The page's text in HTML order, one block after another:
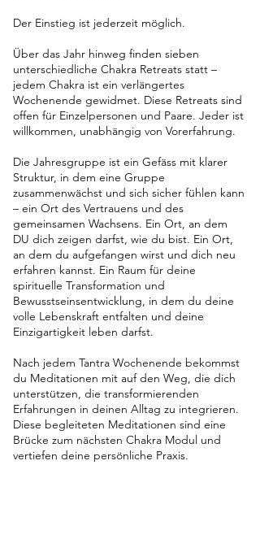
Der Einstieg ist jederzeit möglich.
Über das Jahr hinweg finden sieben
unterschiedliche Chakra Retreats statt –
jedem Chakra ist ein verlängertes
Wochenende gewidmet. Diese Retreats sind
offen für Einzelpersonen und Paare. Jeder ist
willkommen, unabhängig von Vorerfahrung.
Die Jahresgruppe ist ein Gefäss mit klarer
Struktur, in dem eine Gruppe
zusammenwächst und sich sicher fühlen kann
– ein Ort des Vertrauens und des
gemeinsamen Wachsens. Ein Ort, an dem
DU dich zeigen darfst, wie du bist. Ein Ort,
an dem du aufgefangen wirst und dich neu
erfahren kannst. Ein Raum für deine
spirituelle Transformation und
Bewusstseinsentwicklung, in dem du deine
volle Lebenskraft entfalten und deine
Einzigartigkeit leben darfst.
Nach jedem Tantra Wochenende bekommst
du Meditationen mit auf den Weg, die dich
unterstützen, die transformierenden
Erfahrungen in deinen Alltag zu integrieren.
Diese begleiteten Meditationen sind eine
Brücke zum nächsten Chakra Modul und
vertiefen deine persönliche Praxis.